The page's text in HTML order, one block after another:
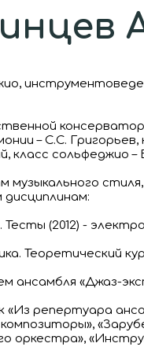
– С.С.
класс сольфеджио –
(2012) -
Теоретический
ансамбля «Джаз-
репертуара
оркестра»,